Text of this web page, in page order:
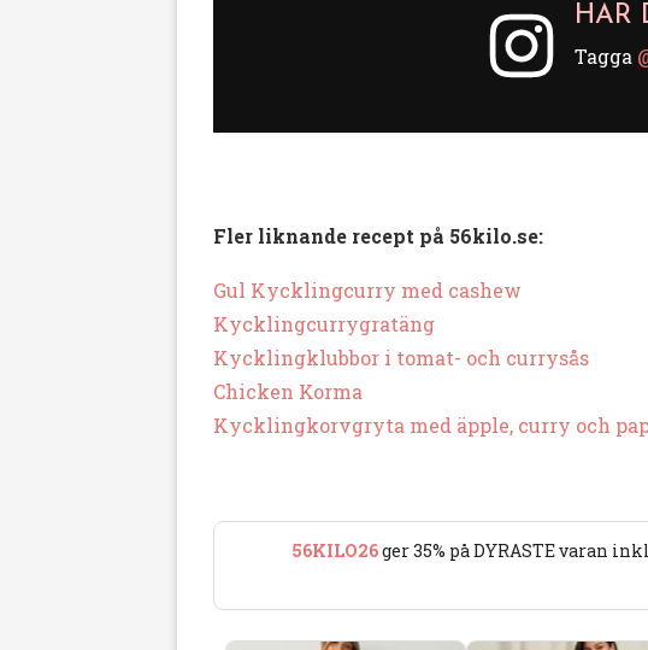
HAR
Tagga
Fler liknande recept på 56kilo.se:
Gul Kycklingcurry med cashew
Kycklingcurrygratäng
Kycklingklubbor i tomat- och currysås
Chicken Korma
Kycklingkorvgryta med äpple, curry och
56KILO26ger 35% på DYRASTE varan